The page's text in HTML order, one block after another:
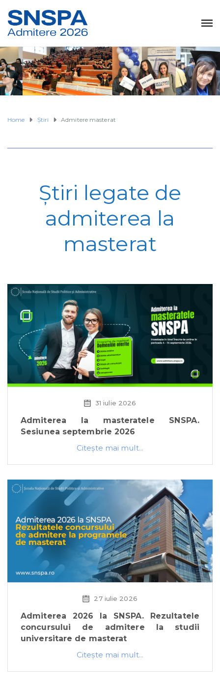
Home Ştiri Admitere masterat
Ştiri legate de
admiterea la
masterat
31 iulie 2026
Admiterea la masteratele SNSPA.
Sesiunea septembrie 2026
Citeşte mai mult...
27 iulie 2026
Admiterea 2026 la SNSPA. Rezultatele
concursului de admitere la studii
universitare de masterat
Citeşte mai mult...